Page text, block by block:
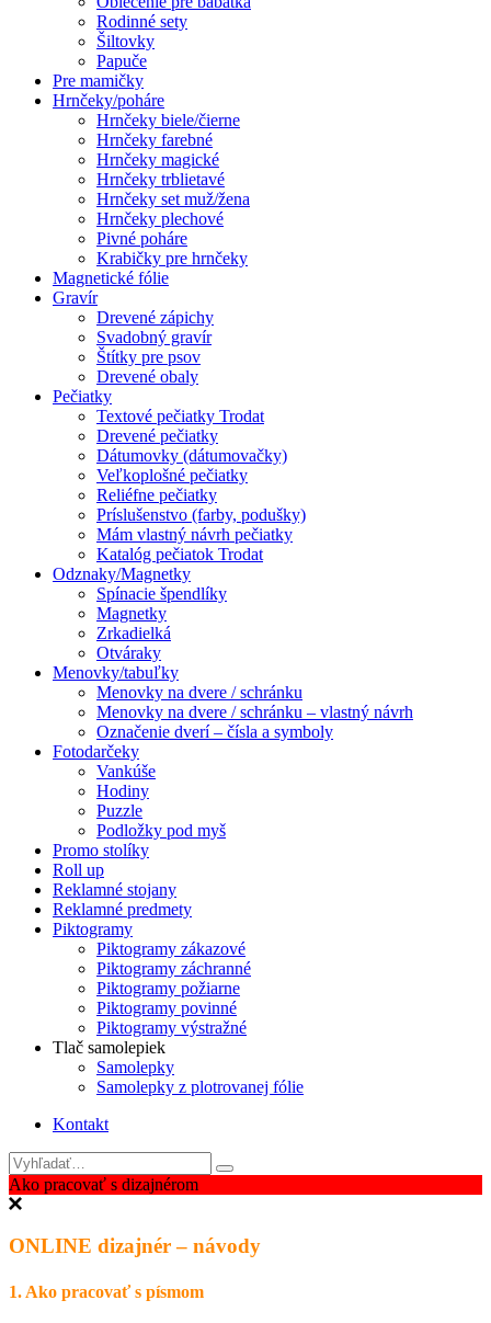
Rodinné sety
Šiltovky
Papuče
Pre mamičky
Hrnčeky/poháre
Hrnčeky biele/čierne
Hrnčeky farebné
Hrnčeky magické
Hrnčeky trblietavé
Hrnčeky set muž/žena
Hrnčeky plechové
Pivné poháre
Krabičky pre hrnčeky
Magnetické fólie
Gravír
Drevené zápichy
Svadobný gravír
Štítky pre psov
Drevené obaly
Pečiatky
Textové pečiatky Trodat
Drevené pečiatky
Dátumovky (dátumovačky)
Veľkoplošné pečiatky
Reliéfne pečiatky
Príslušenstvo (farby, podušky)
Mám vlastný návrh pečiatky
Katalóg pečiatok Trodat
Odznaky/Magnetky
Spínacie špendlíky
Magnetky
Zrkadielká
Otváraky
Menovky/tabuľky
Menovky na dvere / schránku
Menovky na dvere / schránku – vlastný návrh
Označenie dverí – čísla a symboly
Fotodarčeky
Vankúše
Hodiny
Puzzle
Podložky pod myš
Promo stolíky
Roll up
Reklamné stojany
Reklamné predmety
Piktogramy
Piktogramy zákazové
Piktogramy záchranné
Piktogramy požiarne
Piktogramy povinné
Piktogramy výstražné
Tlač samolepiek
Samolepky
Samolepky z plotrovanej fólie
Kontakt
Ako pracovať s dizajnérom
ONLINE dizajnér – návody
1. Ako pracovať s písmom